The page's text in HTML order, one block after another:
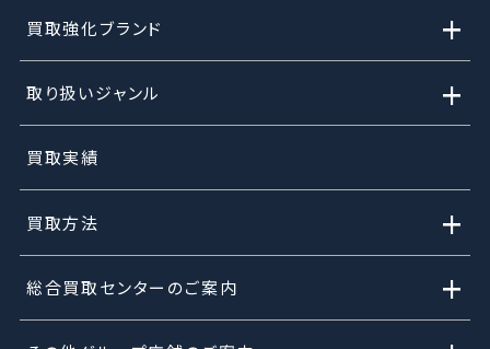
買取強化ブランド +
取り扱いジャンル +
買取実績
買取方法 +
総合買取センターのご案内 +